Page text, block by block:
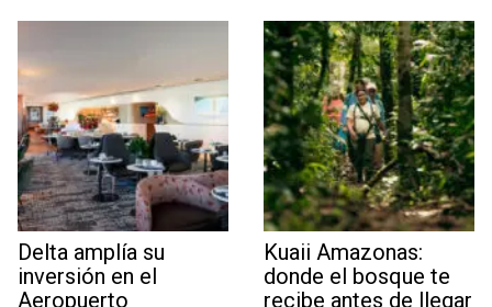
Delta amplía su
inversión en el
Aeropuerto
Kuaii Amazonas:
donde el bosque te
recibe antes de llegar